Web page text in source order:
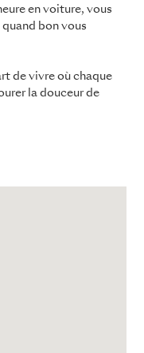
en voiture, vous
bon vous
de vivre où chaque
la douceur de